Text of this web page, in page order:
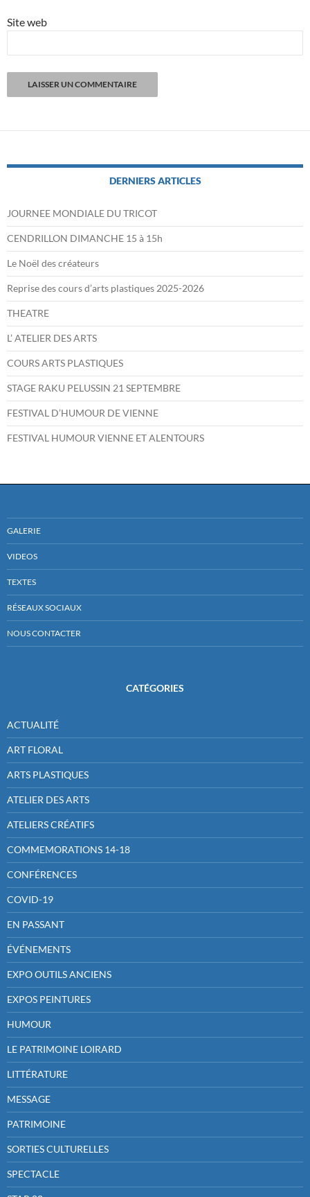
Site web
DERNIERS ARTICLES
JOURNEE MONDIALE DU TRICOT
CENDRILLON DIMANCHE 15 à 15h
Le Noël des créateurs
Reprise des cours d’arts plastiques 2025-2026
THEATRE
L’ ATELIER DES ARTS
COURS ARTS PLASTIQUES
STAGE RAKU PELUSSIN 21 SEPTEMBRE
FESTIVAL D’HUMOUR DE VIENNE
FESTIVAL HUMOUR VIENNE ET ALENTOURS
GALERIE
VIDEOS
TEXTES
RÉSEAUX SOCIAUX
NOUS CONTACTER
CATÉGORIES
ACTUALITÉ
ART FLORAL
ARTS PLASTIQUES
ATELIER DES ARTS
ATELIERS CRÉATIFS
COMMEMORATIONS 14-18
CONFÉRENCES
COVID-19
EN PASSANT
ÉVÉNEMENTS
EXPO OUTILS ANCIENS
EXPOS PEINTURES
HUMOUR
LE PATRIMOINE LOIRARD
LITTÉRATURE
MESSAGE
PATRIMOINE
SORTIES CULTURELLES
SPECTACLE